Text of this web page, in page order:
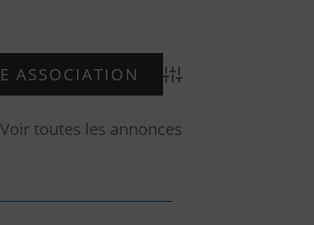
Advanced Search
Voir toutes les annonces